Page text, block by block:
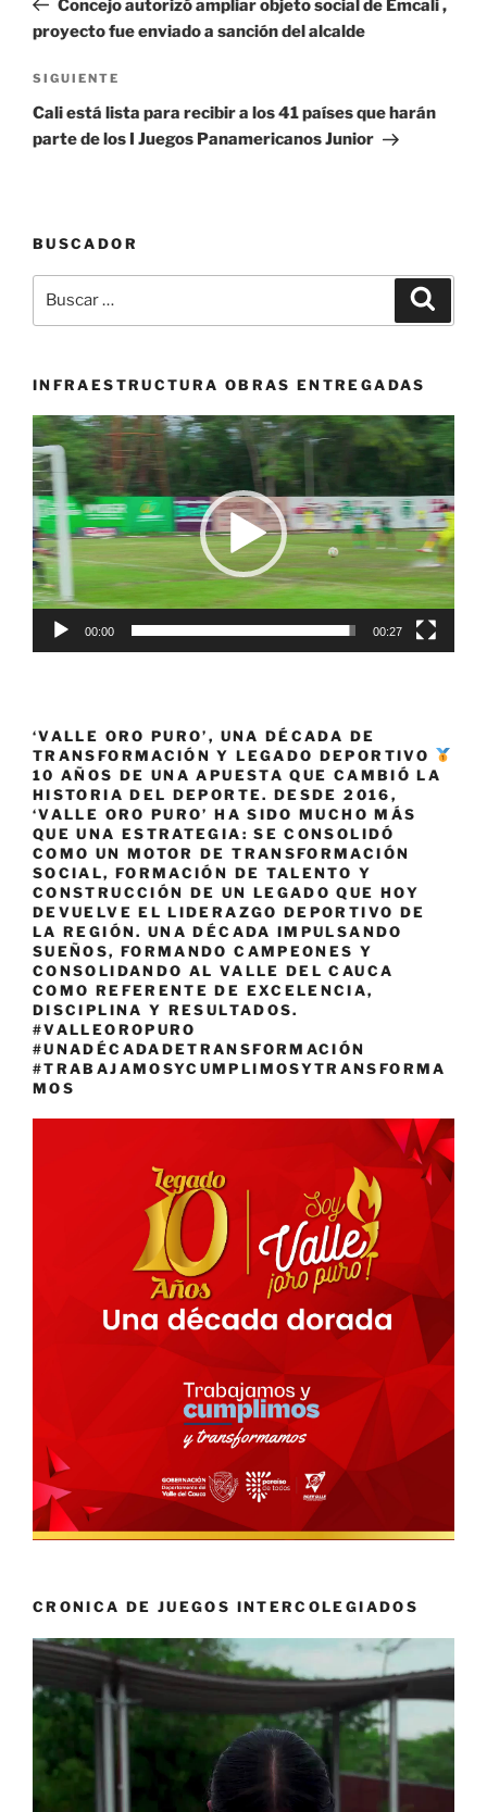
entradas
Concejo autorizó ampliar objeto social de Emcali ,
proyecto fue enviado a sanción del alcalde
Siguiente
entrada
SIGUIENTE
Cali está lista para recibir a los 41 países que harán
parte de los I Juegos Panamericanos Junior
BUSCADOR
por:
INFRAESTRUCTURA OBRAS ENTREGADAS
Reproductor
de
vídeo
00:00 00:27
‘VALLE ORO PURO’, UNA DÉCADA DE
TRANSFORMACIÓN Y LEGADO DEPORTIVO
10 AÑOS DE UNA APUESTA QUE CAMBIÓ LA
HISTORIA DEL DEPORTE. DESDE 2016,
‘VALLE ORO PURO’ HA SIDO MUCHO MÁS
QUE UNA ESTRATEGIA: SE CONSOLIDÓ
COMO UN MOTOR DE TRANSFORMACIÓN
SOCIAL, FORMACIÓN DE TALENTO Y
CONSTRUCCIÓN DE UN LEGADO QUE HOY
DEVUELVE EL LIDERAZGO DEPORTIVO DE
LA REGIÓN. UNA DÉCADA IMPULSANDO
SUEÑOS, FORMANDO CAMPEONES Y
CONSOLIDANDO AL VALLE DEL CAUCA
COMO REFERENTE DE EXCELENCIA,
DISCIPLINA Y RESULTADOS.
#VALLEOROPURO
#UNADÉCADADETRANSFORMACIÓN
#TRABAJAMOSYCUMPLIMOSYTRANSFORMA
MOS
CRONICA DE JUEGOS INTERCOLEGIADOS
Reproductor
vídeo